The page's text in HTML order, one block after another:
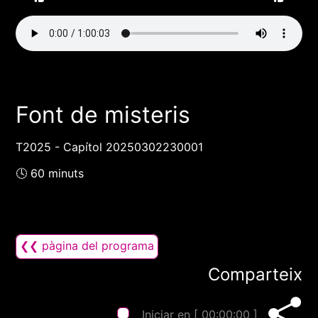
Font de misteris
T2025 - Capítol 20250302230001
🕓 60 minuts
❮❮ pàgina del programa
Comparteix
Iniciar en [ 00:00:00 ]